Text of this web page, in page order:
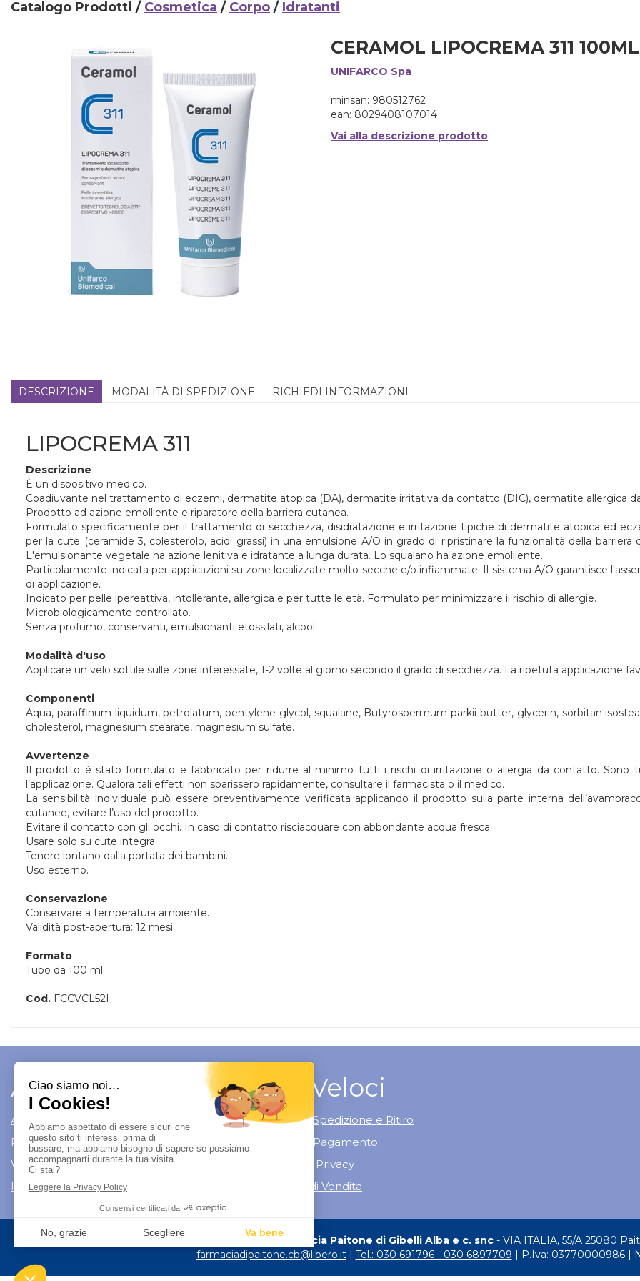
Catalogo Prodotti / Cosmetica / Corpo / Idratanti
CERAMOL LIPOCREMA 311 100ML
UNIFARCO Spa
minsan: 980512762
ean: 8029408107014
Vai alla descrizione prodotto
DESCRIZIONE MODALITÀ DI SPEDIZIONE RICHIEDI INFORMAZIONI
LIPOCREMA 311
Descrizione
È un dispositivo medico.
Coadiuvante nel trattamento di eczemi, dermatite atopica (DA), dermatite irritativa da contatto (DIC), dermatite allergica
Prodotto ad azione emolliente e riparatore della barriera cutanea.
Formulato specificamente per il trattamento di secchezza, disidratazione e irritazione tipiche di dermatite atopica ed
per la cute (ceramide 3, colesterolo, acidi grassi) in una emulsione A/O in grado di ripristinare la funzionalità della
L'emulsionante vegetale ha azione lenitiva e idratante a lunga durata. Lo squalano ha azione emolliente.
Particolarmente indicata per applicazioni su zone localizzate molto secche e/o infiammate. Il sistema A/O garantisce
di applicazione.
Indicato per pelle ipereattiva, intollerante, allergica e per tutte le età. Formulato per minimizzare il rischio di allergie.
Microbiologicamente controllato.
Senza profumo, conservanti, emulsionanti etossilati, alcool.
Modalità d'uso
Applicare un velo sottile sulle zone interessate, 1-2 volte al giorno secondo il grado di secchezza. La ripetuta applicazione
Componenti
Aqua, paraffinum liquidum, petrolatum, pentylene glycol, squalane, Butyrospermum parkii butter, glycerin, sorbitan
cholesterol, magnesium stearate, magnesium sulfate.
Avvertenze
Il prodotto è stato formulato e fabbricato per ridurre al minimo tutti i rischi di irritazione o allergia da contatto. Sono
l’applicazione. Qualora tali effetti non sparissero rapidamente, consultare il farmacista o il medico.
La sensibilità individuale può essere preventivamente verificata applicando il prodotto sulla parte interna
cutanee, evitare l’uso del prodotto.
Evitare il contatto con gli occhi. In caso di contatto risciacquare con abbondante acqua fresca.
Usare solo su cute integra.
Tenere lontano dalla portata dei bambini.
Uso esterno.
Conservazione
Conservare a temperatura ambiente.
Validità post-apertura: 12 mesi.
Formato
Tubo da 100 ml
Cod. FCCVCL52I
Area Utente
Area utente
Registrati
Wishlist
Iscrizione alla Newsletter
Link Veloci
Modalità di Spedizione e Ritiro
Modalità di Pagamento
Informativa Privacy
Condizioni di Vendita
Farmacia Paitone di Gibelli Alba e c. snc- VIA ITALIA, 55/A 25080
farmaciadipaitone.cb@libero.it| Tel.: 030 691796 - 030 6897709 | P.Iva: 03770000986 |